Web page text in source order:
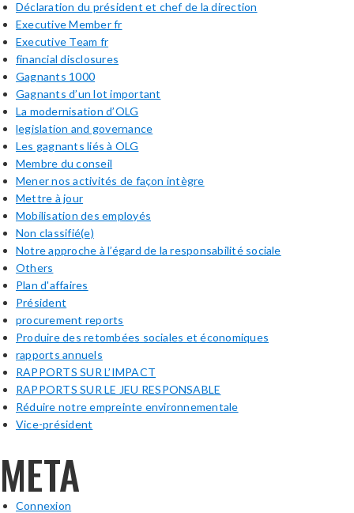
Déclaration du président et chef de la direction
Executive Member fr
Executive Team fr
financial disclosures
Gagnants 1000
Gagnants d’un lot important
La modernisation d’OLG
legislation and governance
Les gagnants liés à OLG
Membre du conseil
Mener nos activités de façon intègre
Mettre à jour
Mobilisation des employés
Non classifié(e)
Notre approche à l’égard de la responsabilité sociale
Others
Plan d'affaires
Président
procurement reports
Produire des retombées sociales et économiques
rapports annuels
RAPPORTS SUR L’IMPACT
RAPPORTS SUR LE JEU RESPONSABLE
Réduire notre empreinte environnementale
Vice-président
META
Connexion